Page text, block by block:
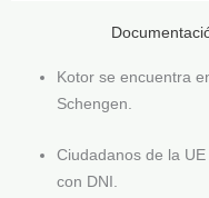
Kotor se encuentra
Schengen.
Ciudadanos de la
con DNI.